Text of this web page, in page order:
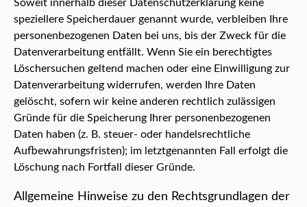
Soweit innerhalb dieser Datenschutzerklärung keine
speziellere Speicherdauer genannt wurde, verbleiben Ihre
personenbezogenen Daten bei uns, bis der Zweck für die
Datenverarbeitung entfällt. Wenn Sie ein berechtigtes
Löschersuchen geltend machen oder eine Einwilligung zur
Datenverarbeitung widerrufen, werden Ihre Daten
gelöscht, sofern wir keine anderen rechtlich zulässigen
Gründe für die Speicherung Ihrer personenbezogenen
Daten haben (z. B. steuer- oder handelsrechtliche
Aufbewahrungsfristen); im letztgenannten Fall erfolgt die
Löschung nach Fortfall dieser Gründe.
Allgemeine Hinweise zu den Rechtsgrundlagen der